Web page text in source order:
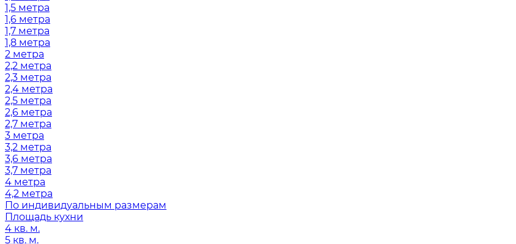
1,5 метра
1,6 метра
1,7 метра
1,8 метра
2 метра
2,2 метра
2,3 метра
2,4 метра
2,5 метра
2,6 метра
2,7 метра
3 метра
3,2 метра
3,6 метра
3,7 метра
4 метра
4,2 метра
По индивидуальным размерам
Площадь кухни
4 кв. м.
5 кв. м.